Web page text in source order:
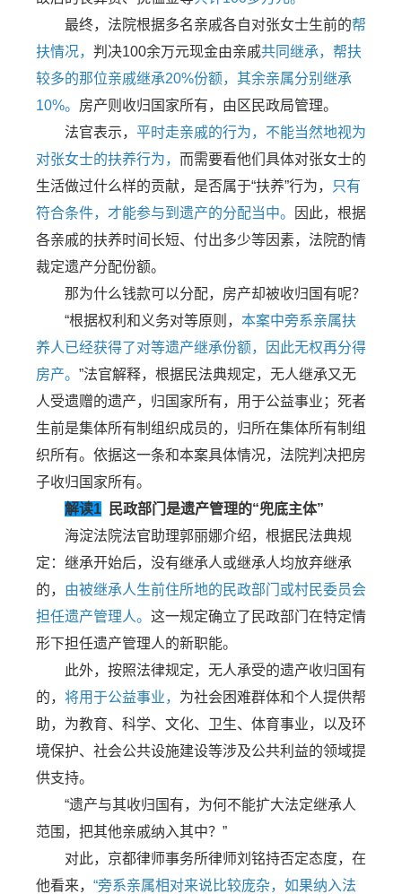
最终，法院根据多名亲戚各自对张女士生前的帮
扶情况， 判决100余万元现金由亲戚共同继承，帮扶
较多的那位亲戚继承20%份额，其余亲属分别继承
10%。 房产则收归国家所有，由区民政局管理。
法官表示， 平时走亲戚的行为，不能当然地视为
对张女士的扶养行为， 而需要看他们具体对张女士的
生活做过什么样的贡献，是否属于“扶养”行为，
只有
符合条件，才能参与到遗产的分配当中。
因此，根据
各亲戚的扶养时间长短、付出多少等因素，法院酌情
裁定遗产分配份额。
那为什么钱款可以分配，房产却被收归国有呢？
“根据权利和义务对等原则， 本案中旁系亲属扶
养人已经获得了对等遗产继承份额，因此无权再分得
房产。 ”法官解释，根据民法典规定，无人继承又无
人受遗赠的遗产，归国家所有，用于公益事业；死者
生前是集体所有制组织成员的，归所在集体所有制组
织所有。依据这一条和本案具体情况，法院判决把房
子收归国家所有。
解读1 民政部门是遗产管理的“兜底主体”
海淀法院法官助理郭丽娜介绍，根据民法典规
定：继承开始后，没有继承人或继承人均放弃继承
的， 由被继承人生前住所地的民政部门或村民委员会
担任遗产管理人。 这一规定确立了民政部门在特定情
形下担任遗产管理人的新职能。
此外，按照法律规定，无人承受的遗产收归国有
的， 将用于公益事业， 为社会困难群体和个人提供帮
助，为教育、科学、文化、卫生、体育事业，以及环
境保护、社会公共设施建设等涉及公共利益的领域提
供支持。
“遗产与其收归国有，为何不能扩大法定继承人
范围，把其他亲戚纳入其中？”
对此，京都律师事务所律师刘铭持否定态度，在
他看来， “旁系亲属相对来说比较庞杂，如果纳入法